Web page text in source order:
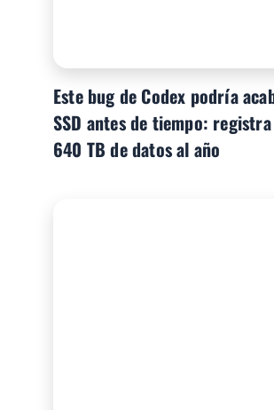
Este bug de Codex podría
SSD antes de tiempo:
640 TB de datos al año